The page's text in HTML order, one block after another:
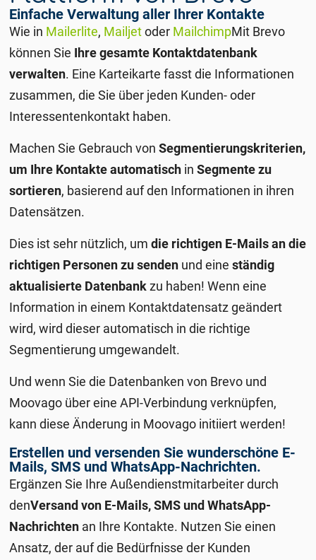
Einfache Verwaltung aller Ihrer Kontakte
Wie in Mailerlite, Mailjetoder MailchimpMit Brevo
können Sie Ihre gesamte Kontaktdatenbank
verwalten. Eine Karteikarte fasst die Informationen
zusammen, die Sie über jeden Kunden- oder
Interessentenkontakt haben.
Machen Sie Gebrauch vonSegmentierungskriterien,
um Ihre Kontakte automatisch inSegmente zu
sortieren, basierend auf den Informationen in ihren
Datensätzen.
Dies ist sehr nützlich, umdie richtigen E-Mails an die
richtigen Personen zu senden und eineständig
aktualisierte Datenbankzu haben! Wenn eine
Information in einem Kontaktdatensatz geändert
wird, wird dieser automatisch in die richtige
Segmentierung umgewandelt.
Und wenn Sie die Datenbanken von Brevo und
Moovago über eine API-Verbindung verknüpfen,
kann diese Änderung in Moovago initiiert werden!
Erstellen und versenden Sie wunderschöne E-
Mails, SMS und WhatsApp-Nachrichten.
Ergänzen Sie Ihre Außendienstmitarbeiter durch
denVersand von E-Mails, SMS und WhatsApp-
Nachrichten an Ihre Kontakte. Nutzen Sie einen
Ansatz, der auf die Bedürfnisse der Kunden